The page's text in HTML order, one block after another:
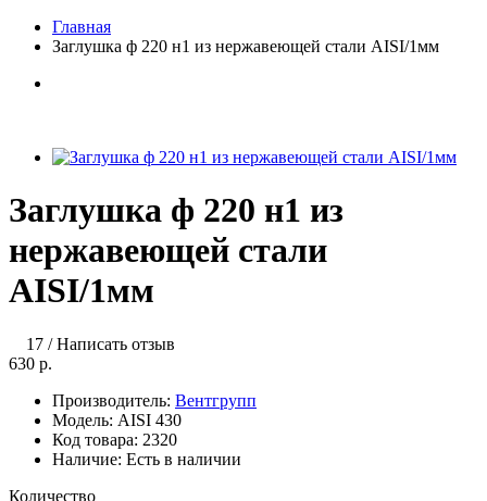
Главная
Заглушка ф 220 н1 из нержавеющей стали AISI/1мм
Заглушка ф 220 н1 из
нержавеющей стали
AISI/1мм
17 /Написать отзыв
630 р.
Производитель: Вентгрупп
Модель: AISI 430
Код товара: 2320
Наличие: Есть в наличии
Количество